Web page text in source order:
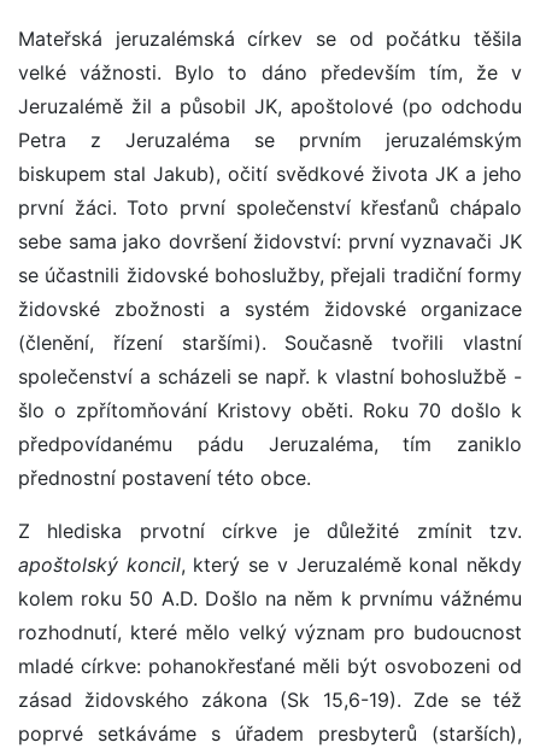
Mateřská jeruzalémská církev se od počátku těšila
velké vážnosti. Bylo to dáno především tím, že v
Jeruzalémě žil a působil JK, apoštolové (po odchodu
Petra z Jeruzaléma se prvním jeruzalémským
biskupem stal Jakub), očití svědkové života JK a jeho
první žáci. Toto první společenství křesťanů chápalo
sebe sama jako dovršení židovství: první vyznavači JK
se účastnili židovské bohoslužby, přejali tradiční formy
židovské zbožnosti a systém židovské organizace
(členění, řízení staršími). Současně tvořili vlastní
společenství a scházeli se např. k vlastní bohoslužbě -
šlo o zpřítomňování Kristovy oběti. Roku 70 došlo k
předpovídanému pádu Jeruzaléma, tím zaniklo
přednostní postavení této obce.
Z hlediska prvotní církve je důležité zmínit tzv.
apoštolský koncil, který se v Jeruzalémě konal někdy
kolem roku 50 A.D. Došlo na něm k prvnímu vážnému
rozhodnutí, které mělo velký význam pro budoucnost
mladé církve: pohanokřesťané měli být osvobozeni od
zásad židovského zákona (Sk 15,6-19). Zde se též
poprvé setkáváme s úřadem presbyterů (starších),